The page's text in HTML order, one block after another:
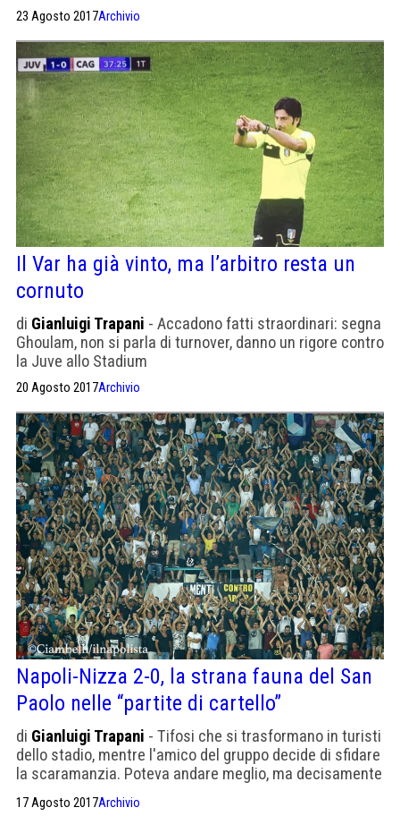
23 Agosto 2017Archivio
Il Var ha già vinto, ma l’arbitro resta un
cornuto
di Gianluigi Trapani - Accadono fatti straordinari: segna
Ghoulam, non si parla di turnover, danno un rigore contro
la Juve allo Stadium
20 Agosto 2017Archivio
Napoli-Nizza 2-0, la strana fauna del San
Paolo nelle “partite di cartello”
di Gianluigi Trapani - Tifosi che si trasformano in turisti
dello stadio, mentre l'amico del gruppo decide di sfidare
la scaramanzia. Poteva andare meglio, ma decisamente
17 Agosto 2017Archivio